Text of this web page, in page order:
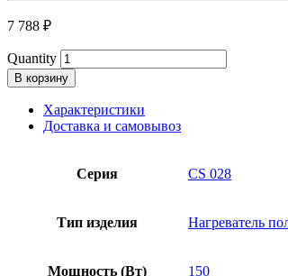
7 788 ₽
Quantity
В корзину
Характеристики
Доставка и самовывоз
Серия CS 028
Тип изделия Нагреватель
Мощность (Вт) 150